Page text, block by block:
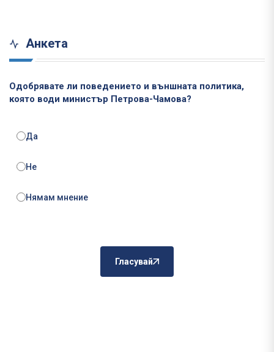
Анкета
Одобрявате ли поведението и външната политика,
която води министър Петрова-Чамова?
Да
Не
Нямам мнение
Гласувай